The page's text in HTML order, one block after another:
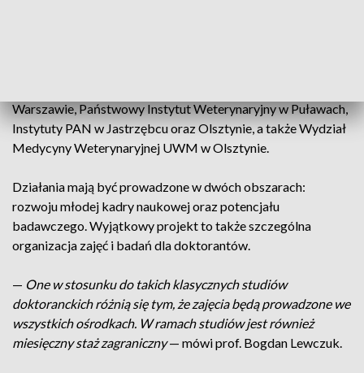
Warszawie, Państwowy Instytut Weterynaryjny w Puławach,
Instytuty PAN w Jastrzębcu oraz Olsztynie, a także Wydział
Medycyny Weterynaryjnej UWM w Olsztynie.
Działania mają być prowadzone w dwóch obszarach:
rozwoju młodej kadry naukowej oraz potencjału
badawczego. Wyjątkowy projekt to także szczególna
organizacja zajęć i badań dla doktorantów.
— One w stosunku do takich klasycznych studiów
doktoranckich różnią się tym, że zajęcia będą prowadzone we
wszystkich ośrodkach. W ramach studiów jest również
miesięczny staż zagraniczny— mówi prof. Bogdan Lewczuk.